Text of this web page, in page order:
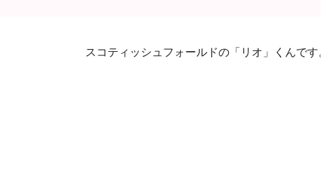
スコティッシュフォールドの「リオ」くんです